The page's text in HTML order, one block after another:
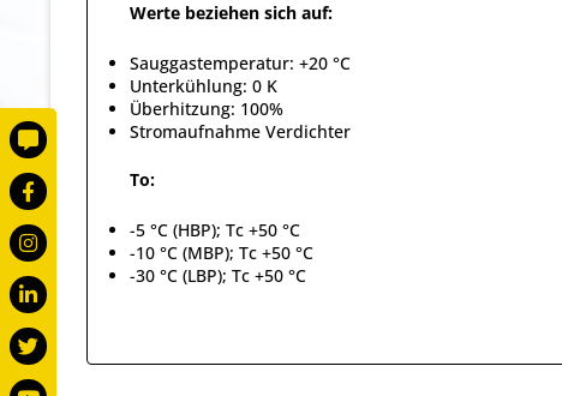
Werte beziehen sich auf:
Sauggastemperatur: +20 °C
Unterkühlung: 0 K
Überhitzung: 100%
Stromaufnahme Verdichter
To:
-5 °C (HBP); Tc +50 °C
-10 °C (MBP); Tc +50 °C
-30 °C (LBP); Tc +50 °C